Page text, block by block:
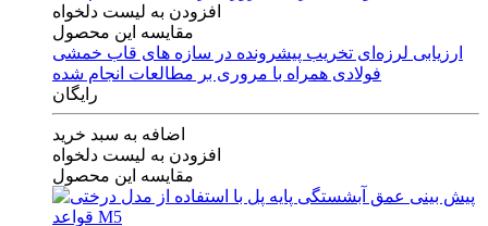
افزودن به لیست دلخواه
مقایسه این محصول
ارزیابی لرزه‌ای تخریب پیشرونده در سازه های قاب خمشی
فولادی همراه با مروری بر مطالعات انجام شده
رایگان
اضافه به سبد خرید
افزودن به لیست دلخواه
مقایسه این محصول